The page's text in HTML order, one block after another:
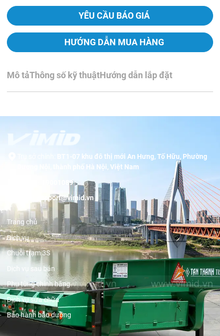
YÊU CẦU BÁO GIÁ
HƯỚNG DẪN MUA HÀNG
Mô tảThông số kỹ thuậtHướng dẫn lắp đặt
BT1-07 khu đô thị mới An Hưng, Tố Hữu, Phường
Dương Nội, thành phố Hà Nội, Việt Nam
19001089
support@vimid.vn
Trang chủ
Dịch vụ
Chuỗi trạm 3S
Dịch vụ sau bán
Phụ tùng chính hãng
Dịch vụ sửa chữa
Bảo hành bảo dưỡng